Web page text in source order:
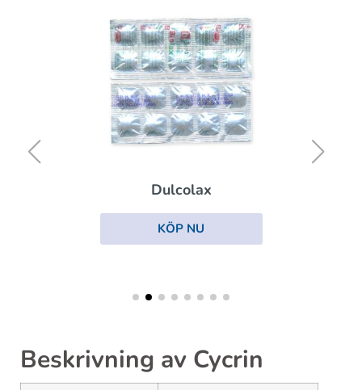
Dulcolax
KÖP NU
Beskrivning av Cycrin